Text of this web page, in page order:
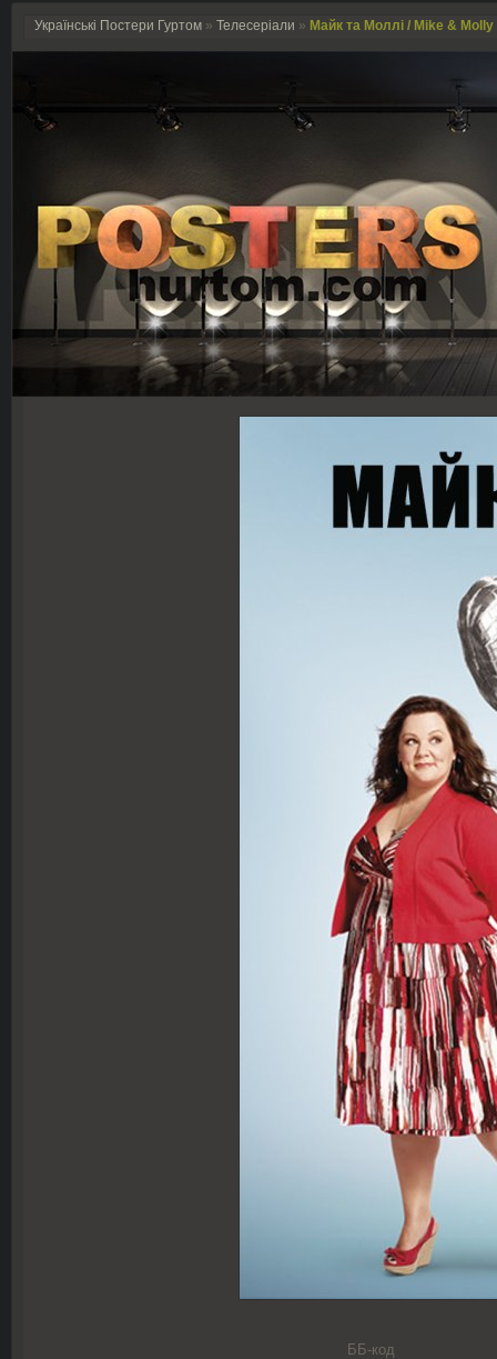
Українські Постери Гуртом » Телесеріали » Майк та Моллі / Mike &
ББ-код